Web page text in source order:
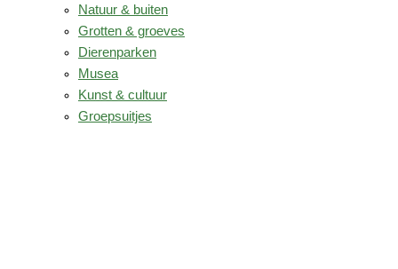
Natuur & buiten
Grotten & groeves
Dierenparken
Musea
Kunst & cultuur
Groepsuitjes